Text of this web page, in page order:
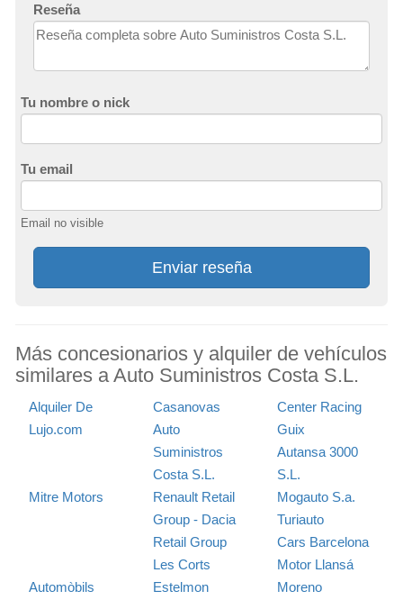
Reseña
Tu nombre o nick
Tu email
Email no visible
Enviar reseña
Más concesionarios y alquiler de vehículos
similares a Auto Suministros Costa S.L.
Alquiler De
Lujo.com
Casanovas
Center Racing
Auto
Suministros
Costa S.L.
Guix
Autansa 3000
S.L.
Mitre Motors
Renault Retail
Group - Dacia
Retail Group
Les Corts
Mogauto S.a.
Turiauto
Cars Barcelona
Motor Llansá
Automòbils
Estelmon
Moreno